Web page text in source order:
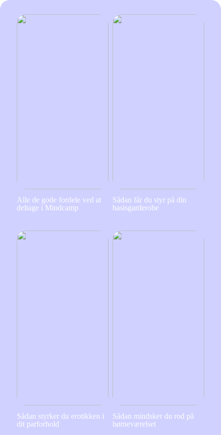
Alle de gode fordele ved at
deltage i Mindcamp
Sådan får du styr på din
basisgarderobe
Sådan styrker du erotikken i
dit parforhold
Sådan mindsker du rod på
børneværelset